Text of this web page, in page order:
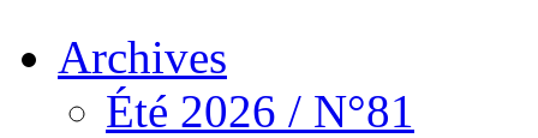
Archives
Été 2026 / N°81